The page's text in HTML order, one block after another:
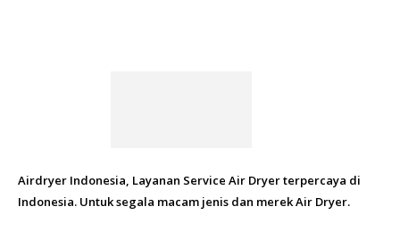
Airdryer Indonesia, Layanan Service Air Dryer terpercaya di
Indonesia. Untuk segala macam jenis dan merek Air Dryer.